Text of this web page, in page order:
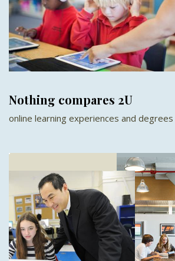
Nothing compares 2U
online learning experiences and degrees